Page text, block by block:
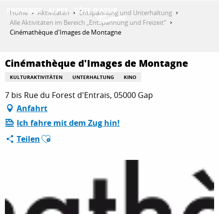
contenu
AKTIVITÄTEN
AUFENTHALT
Home Aktivitäten
Entspannung und Unterhaltung
Alle Aktivitäten im Bereich „Entspannung und Freizeit“
Cinémathèque d'Images de Montagne
Cinémathèque d'Images de Montagne
KULTURAKTIVITÄTEN UNTERHALTUNG KINO
7 bis Rue du Forest d'Entrais, 05000 Gap
Anfahrt
Ich fahre mit dem Zug hin!
TeilenAjouter aux favoris